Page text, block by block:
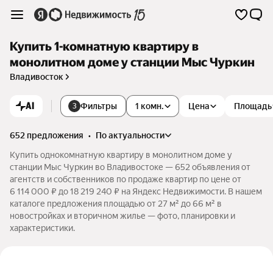
Купить 1-комнатную квартиру в
монолитном доме у станции Мыс Чуркин
Владивосток
AI 3 Фильтры 1 комн. Цена Площадь
652 предложения •
по актуальности
Купить однокомнатную квартиру в монолитном доме у
станции Мыс Чуркин во Владивостоке — 652 объявления от
агентств и собственников по продаже квартир по цене от
6 114 000 ₽ до 18 219 240 ₽ на Яндекс Недвижимости. В нашем
каталоге предложения площадью от 27 м² до 66 м² в
новостройках и вторичном жилье — фото, планировки и
характеристики.